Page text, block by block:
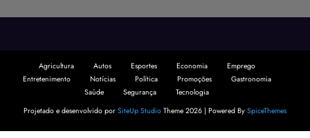
Agricultura Autos Esportes Economia
Emprego
Entretenimento
Notícias Política Promoções
Gastronomia
Saúde
Segurança
Tecnologia
Projetado e desenvolvido por SiteUp Studio Theme 2026 | Powered By SpiceThemes